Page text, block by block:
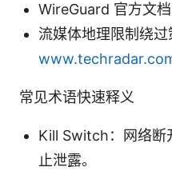
WireGuard 官方文
流媒体地理限制绕
常见术语快速释义
Kill Switch：网络断
止泄露。